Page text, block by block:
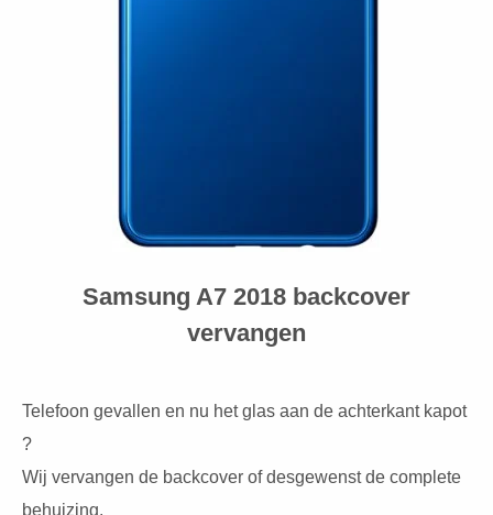
Samsung A7 2018 backcover
vervangen
Telefoon gevallen en nu het glas aan de achterkant kapot
?
Wij vervangen de backcover of desgewenst de complete
behuizing.